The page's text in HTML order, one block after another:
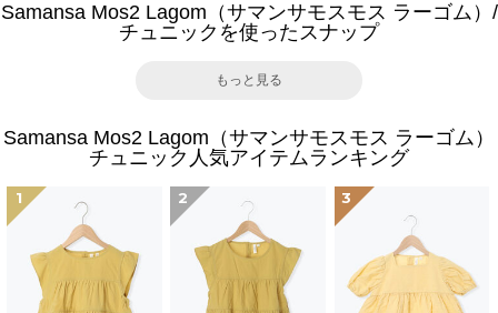
Samansa Mos2 Lagom（サマンサモスモス ラーゴム）/
チュニックを使ったスナップ
もっと見る
Samansa Mos2 Lagom（サマンサモスモス ラーゴム）
チュニック人気アイテムランキング
1 2 3